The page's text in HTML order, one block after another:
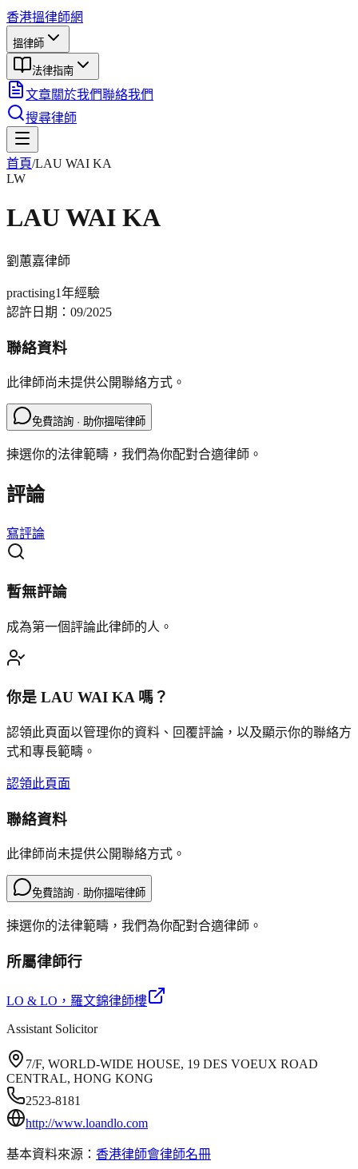
香港搵律師網
搵律師
法律指南
文章關於我們聯絡我們
搜尋律師
首頁/LAU WAI KA
LW
LAU WAI KA
劉蕙嘉律師
practising1年經驗
認許日期： 09/2025
聯絡資料
此律師尚未提供公開聯絡方式。
免費諮詢 · 助你搵啱律師
揀選你的法律範疇，我們為你配對合適律師。
評論
寫評論
暫無評論
成為第一個評論此律師的人。
你是 LAU WAI KA嗎？
認領此頁面以管理你的資料、回覆評論，以及顯示你的聯絡方
式和專長範疇。
認領此頁面
聯絡資料
此律師尚未提供公開聯絡方式。
免費諮詢 · 助你搵啱律師
揀選你的法律範疇，我們為你配對合適律師。
所屬律師行
LO & LO ，羅文錦律師樓
Assistant Solicitor
7/F, WORLD-WIDE HOUSE, 19 DES VOEUX ROAD
CENTRAL, HONG KONG
2523-8181
http://www.loandlo.com
基本資料來源： 香港律師會律師名冊